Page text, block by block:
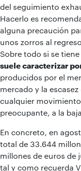
del seguimiento
Hacerlo es
alguna precaución
unos zorros al
Sobre todo si se
suele caracterizar
producidos por el
mercado y la
cualquier
preocupante, a la baja.
En concreto, en
total de 33.644
millones de euros de
tal y como recuerda